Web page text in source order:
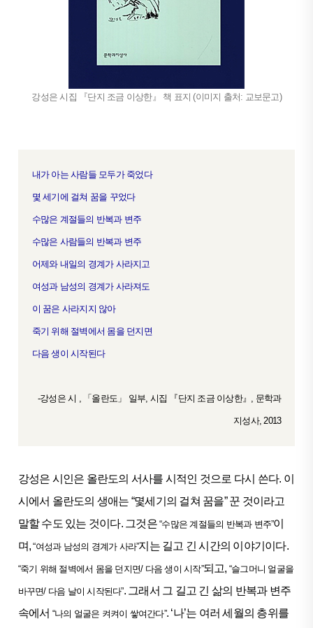
강성은 시집 『단지 조금 이상한』 책 표지 (이미지 출처: 교보문고)
내가 아는 사람들 모두가 죽었다
몇 세기에 걸쳐 꿈을 꾸었다
수많은 계절들의 반복과 변주
수많은 사람들의 반복과 변주
어제와 내일의 경계가 사라지고
여성과 남성의 경계가 사라져도
이 꿈은 사라지지 않아
죽기 위해 절벽에서 몸을 던지면
다음 생이 시작된다
-강성은 시 , 「올란도」 일부, 시집 『단지 조금 이상한』, 문학과
지성사, 2013
강성은 시인은 올란도의 서사를 시적인 것으로 다시 쓴다. 이
시에서 올란도의 생애는 “몇세기의 걸쳐 꿈을” 꾼 것이라고
말할 수도 있는 것이다. 그것은“수많은 계절들의 반복과 변주”이
며,“여성과 남성의 경계가 사라”지는 길고 긴 시간의 이야기이다.
“죽기 위해 절벽에서 몸을 던지면/ 다음 생이 시작”되고, “슬그머니 얼굴을
바꾸면/ 다음 날이 시작된다”. 그래서 그 길고 긴 삶의 반복과 변주
속에서 “나의 얼굴은 켜켜이 쌓여간다”. ‘나’는 여러 세월의 층위를